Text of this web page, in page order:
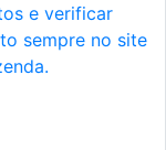
e verificar
sempre no site